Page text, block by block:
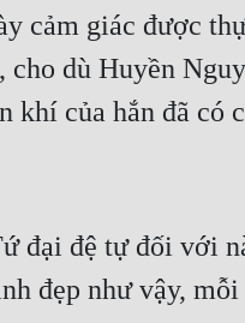
cảm giác được
dù Huyền
khí của hắn đã có
đại đệ tự đối với
đẹp như vậy, mỗi